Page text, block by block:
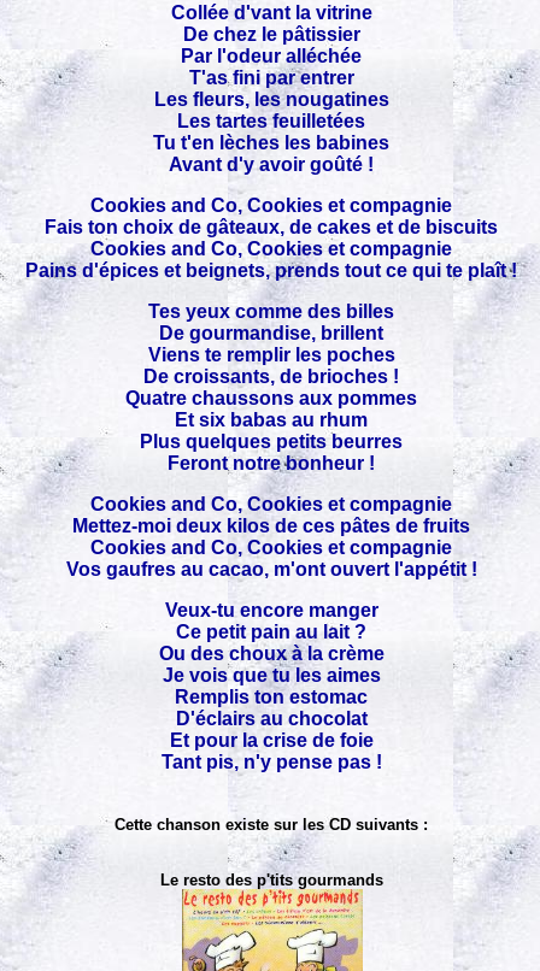
Collée d'vant la vitrine
De chez le pâtissier
Par l'odeur alléchée
T'as fini par entrer
Les fleurs, les nougatines
Les tartes feuilletées
Tu t'en lèches les babines
Avant d'y avoir goûté !
Cookies and Co, Cookies et compagnie
Fais ton choix de gâteaux, de cakes et de biscuits
Cookies and Co, Cookies et compagnie
Pains d'épices et beignets, prends tout ce qui te plaît !
Tes yeux comme des billes
De gourmandise, brillent
Viens te remplir les poches
De croissants, de brioches !
Quatre chaussons aux pommes
Et six babas au rhum
Plus quelques petits beurres
Feront notre bonheur !
Cookies and Co, Cookies et compagnie
Mettez-moi deux kilos de ces pâtes de fruits
Cookies and Co, Cookies et compagnie
Vos gaufres au cacao, m'ont ouvert l'appétit !
Veux-tu encore manger
Ce petit pain au lait ?
Ou des choux à la crème
Je vois que tu les aimes
Remplis ton estomac
D'éclairs au chocolat
Et pour la crise de foie
Tant pis, n'y pense pas !
Cette chanson existe sur les CD suivants :
Le resto des p'tits gourmands